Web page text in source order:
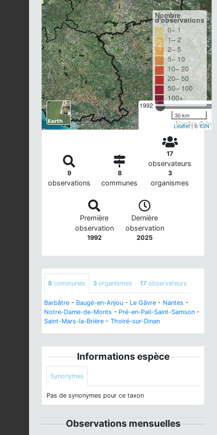
1992
Nombre
Nombre
d'observations
0– 1
1– 2
2– 5
5– 10
10– 20
20– 50
50– 100
100+
30 km
Leaflet| ©IGN
9
observations
8
communes
17
observateurs
3
organismes
Première
observation
1992
Dernière
observation
2025
8 communes 3 organismes 17 observateurs
Barbâtre - Baugé-en-Anjou - Le Gâvre - Nantes -
Notre-Dame-de-Monts - Pré-en-Pail-Saint-Samson -
Saint-Mars-la-Brière - Thoiré-sur-Dinan
Informations espèce
Synonymes
Pas de synonymes pour ce taxon
Observations mensuelles